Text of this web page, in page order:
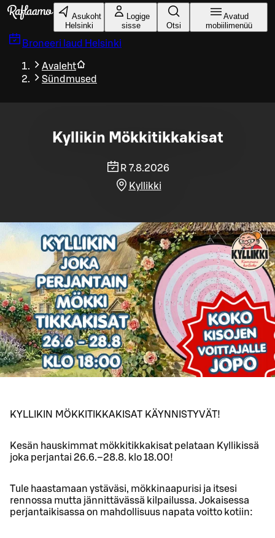
Liigu peamise sisu juurde
Asukoht
Helsinki
Logige
sisse
Otsi
Avatud
mobiilimenüü
Broneeri laud Helsinki
Avaleht
Sündmused
Kyllikin Mökkitikkakisat
R 7.8.2026
Kyllikki
KYLLIKIN MÖKKITIKKAKISAT KÄYNNISTYVÄT!
Kesän hauskimmat mökkitikkakisat pelataan Kyllikissä
joka perjantai 26.6.–28.8. klo 18.00!
Tule haastamaan ystäväsi, mökkinaapurisi ja itsesi
rennossa mutta jännittävässä kilpailussa. Jokaisessa
perjantaikisassa on mahdollisuus napata voitto kotiin: